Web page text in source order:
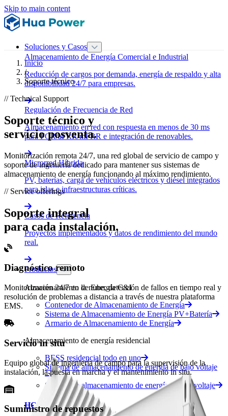
Skip to main content
Soluciones y Casos
Almacenamiento de Energía Comercial e Industrial
Reducción de cargos por demanda, energía de respaldo y alta
disponibilidad 24/7 para empresas.
Regulación de Frecuencia de Red
Almacenamiento en red con respuesta en menos de 30 ms
para FCR/aFRR/mFRR e integración de renovables.
Microrred Híbrida
PV, baterías, carga de vehículos eléctricos y diésel integrados
para islas e infraestructuras críticas.
Casos de Referencia
Proyectos implementados y datos de rendimiento del mundo
real.
Productos
Almacenamiento de Energía C&I
Contenedor de Almacenamiento de Energía
Sistema de Almacenamiento de Energía PV+Batería
Armario de Almacenamiento de Energía
Almacenamiento de energía residencial
BESS residencial todo en uno
Sistema de almacenamiento de energía de bajo voltaje
Sistema de almacenamiento de energía de alto voltaje
HC-UPSA2089L
Inicio
/
Soporte técnico
// Technical Support
Soporte técnico y
servicio posventa.
Monitorización remota 24/7, una red global de servicio de campo y
soporte de ingeniería dedicado para mantener sus sistemas de
almacenamiento de energía funcionando al máximo rendimiento.
// Service offerings
Soporte integral
para cada instalación.
Diagnóstico remoto
Monitorización 24/7 en la nube, detección de fallos en tiempo real y
resolución de problemas a distancia a través de nuestra plataforma
EMS.
Servicio in situ
Equipo global de ingeniería de campo para la supervisión de la
instalación, la puesta en marcha y el mantenimiento in situ.
Suministro de repuestos